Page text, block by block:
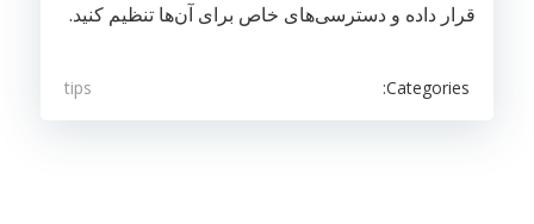
قرار داده و دسترسی‌های خاص برای آن‌ها تنظیم کنید.
Categories:
tips